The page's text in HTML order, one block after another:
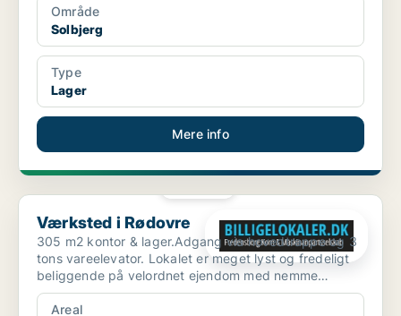
Område
Solbjerg
Type
Lager
Mere info
Værksted i Rødovre
Værksted i Rødovre
305 m2 kontor & lager.Adgang via hovedtrappe og 3
tons vareelevator. Lokalet er meget lyst og fredeligt
beliggende på velordnet ejendom med nemme
adgangsforh...
Areal